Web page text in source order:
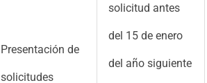
Presentación de
solicitudes
solicitud antes
del 15 de enero
del año siguiente